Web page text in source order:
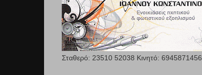
Σταθερό: 23510 52038 Κινητό: 6945871456